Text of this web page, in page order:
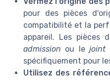
pour des pièces
compatibilité et la
appareil. Les pièces
admission ou le joint
spécifiquement pour
Utilisez des